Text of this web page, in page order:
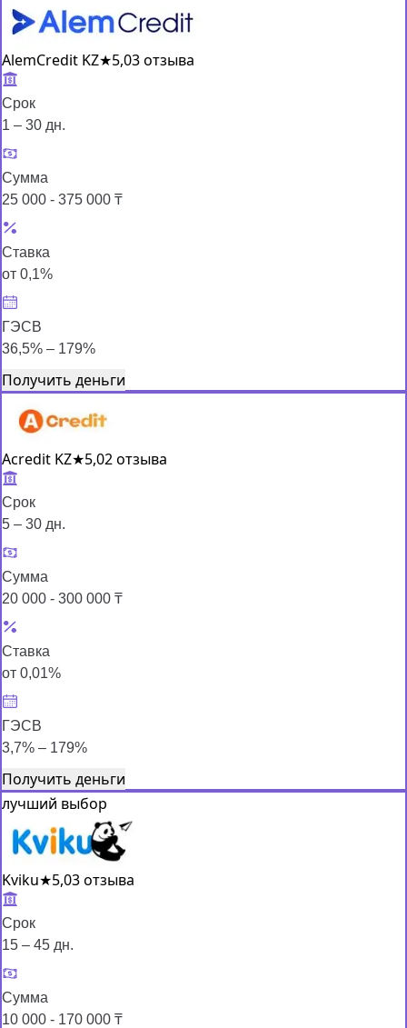
AlemCredit KZ★5,03 отзыва
Срок
1 – 30 дн.
Сумма
25 000 - 375 000 ₸
Ставка
от 0,1%
ГЭСВ
36,5% – 179%
Получить деньги
Acredit KZ★5,02 отзыва
Срок
5 – 30 дн.
Сумма
20 000 - 300 000 ₸
Ставка
от 0,01%
ГЭСВ
3,7% – 179%
Получить деньги
лучший выбор
Kviku★5,03 отзыва
Срок
15 – 45 дн.
Сумма
10 000 - 170 000 ₸